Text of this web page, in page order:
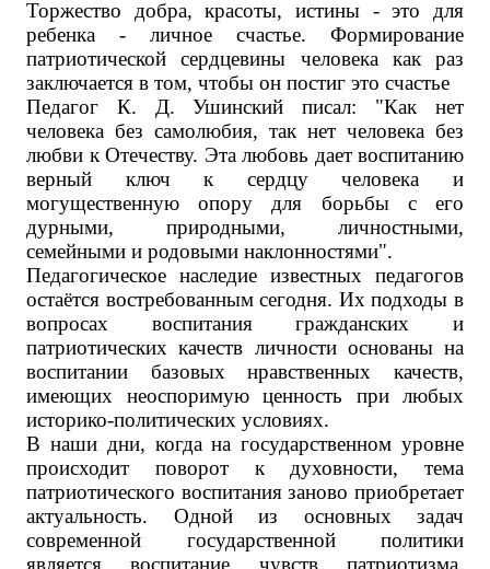
Торжество добра, красоты, истины - это для
ребенка - личное счастье. Формирование
патриотической сердцевины человека как раз
заключается в том, чтобы он постиг это счастье
Педагог К. Д. Ушинский писал: "Как нет
человека без самолюбия, так нет человека без
любви к Отечеству. Эта любовь дает воспитанию
верный ключ к сердцу человека и
могущественную опору для борьбы с его
дурными, природными, личностными,
семейными и родовыми наклонностями".
Педагогическое наследие известных педагогов
остаётся востребованным сегодня. Их подходы в
вопросах воспитания гражданских и
патриотических качеств личности основаны на
воспитании базовых нравственных качеств,
имеющих неоспоримую ценность при любых
историко-политических условиях.
В наши дни, когда на государственном уровне
происходит поворот к духовности, тема
патриотического воспитания заново приобретает
актуальность. Одной из основных задач
современной государственной политики
является воспитание чувств патриотизма,